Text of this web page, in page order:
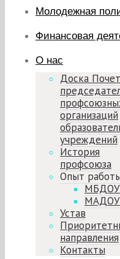
Молодежная
Финансовая
О нас
Доска
организаций
учреждений
История
профсоюза
Опыт
Устав
направления
Контакты